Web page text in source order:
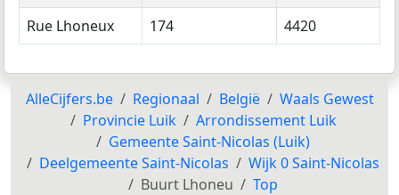
Rue Lhoneux
174 4420
AlleCijfers.be Regionaal België
Waals Gewest
Provincie Luik
Arrondissement Luik
Gemeente Saint-Nicolas (Luik)
Deelgemeente Saint-Nicolas
Wijk 0 Saint-Nicolas
Buurt Lhoneu
Top